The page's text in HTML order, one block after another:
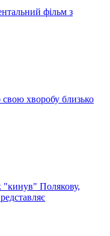
фільм з
хворобу близько
Полякову,